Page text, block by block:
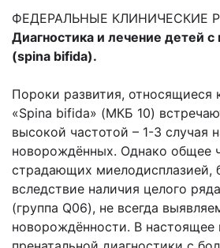
ФЕДЕРАЛЬНЫЕ КЛИНИЧЕСКИЕ
Диагностика и лечение детей
(spina bifida).
Пороки развития, относящиеся
«Spina bifida» (МКБ 10)
высокой частотой – 1-3 случая
новорождённых. Однако общее
страдающих миелодисплазией,
вследствие наличия целого
(группа Q06), не всегда
новорождённости. В